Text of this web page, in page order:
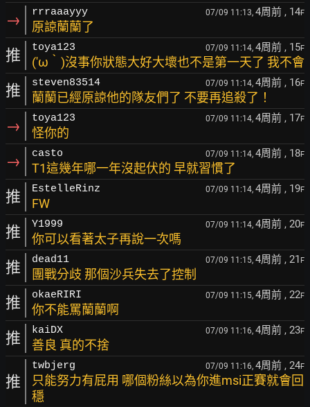
→ rrraaayyy 07/09 11:13, 4周前 , 14F
原諒蘭蘭了
推 toya123 07/09 11:14, 4周前 , 15F
(′ω‵)沒事你狀態大好大壞也不是第一天了 我不會
推 steven83514 07/09 11:14, 4周前 , 16F
蘭蘭已經原諒他的隊友們了 不要再追殺了！
→ toya123 07/09 11:14, 4周前 , 17F
怪你的
→ casto 07/09 11:14, 4周前 , 18F
T1這幾年哪一年沒起伏的 早就習慣了
推 EstelleRinz 07/09 11:14, 4周前 , 19F
FW
推 Y1999 07/09 11:14, 4周前 , 20F
你可以看著太子再說一次嗎
推 dead11 07/09 11:15, 4周前 , 21 F
團戰分歧 那個沙兵失去了控制
推 okaeRIRI 07/09 11:15, 4周前 , 22F
你不能罵蘭蘭啊
推 kaiDX 07/09 11:16, 4周前 , 23F
善良 真的不捨
推
twbjerg 07/09 11:16, 4周前 , 24F
只能努力有屁用 哪個粉絲以為你進msi正賽就會回
穩